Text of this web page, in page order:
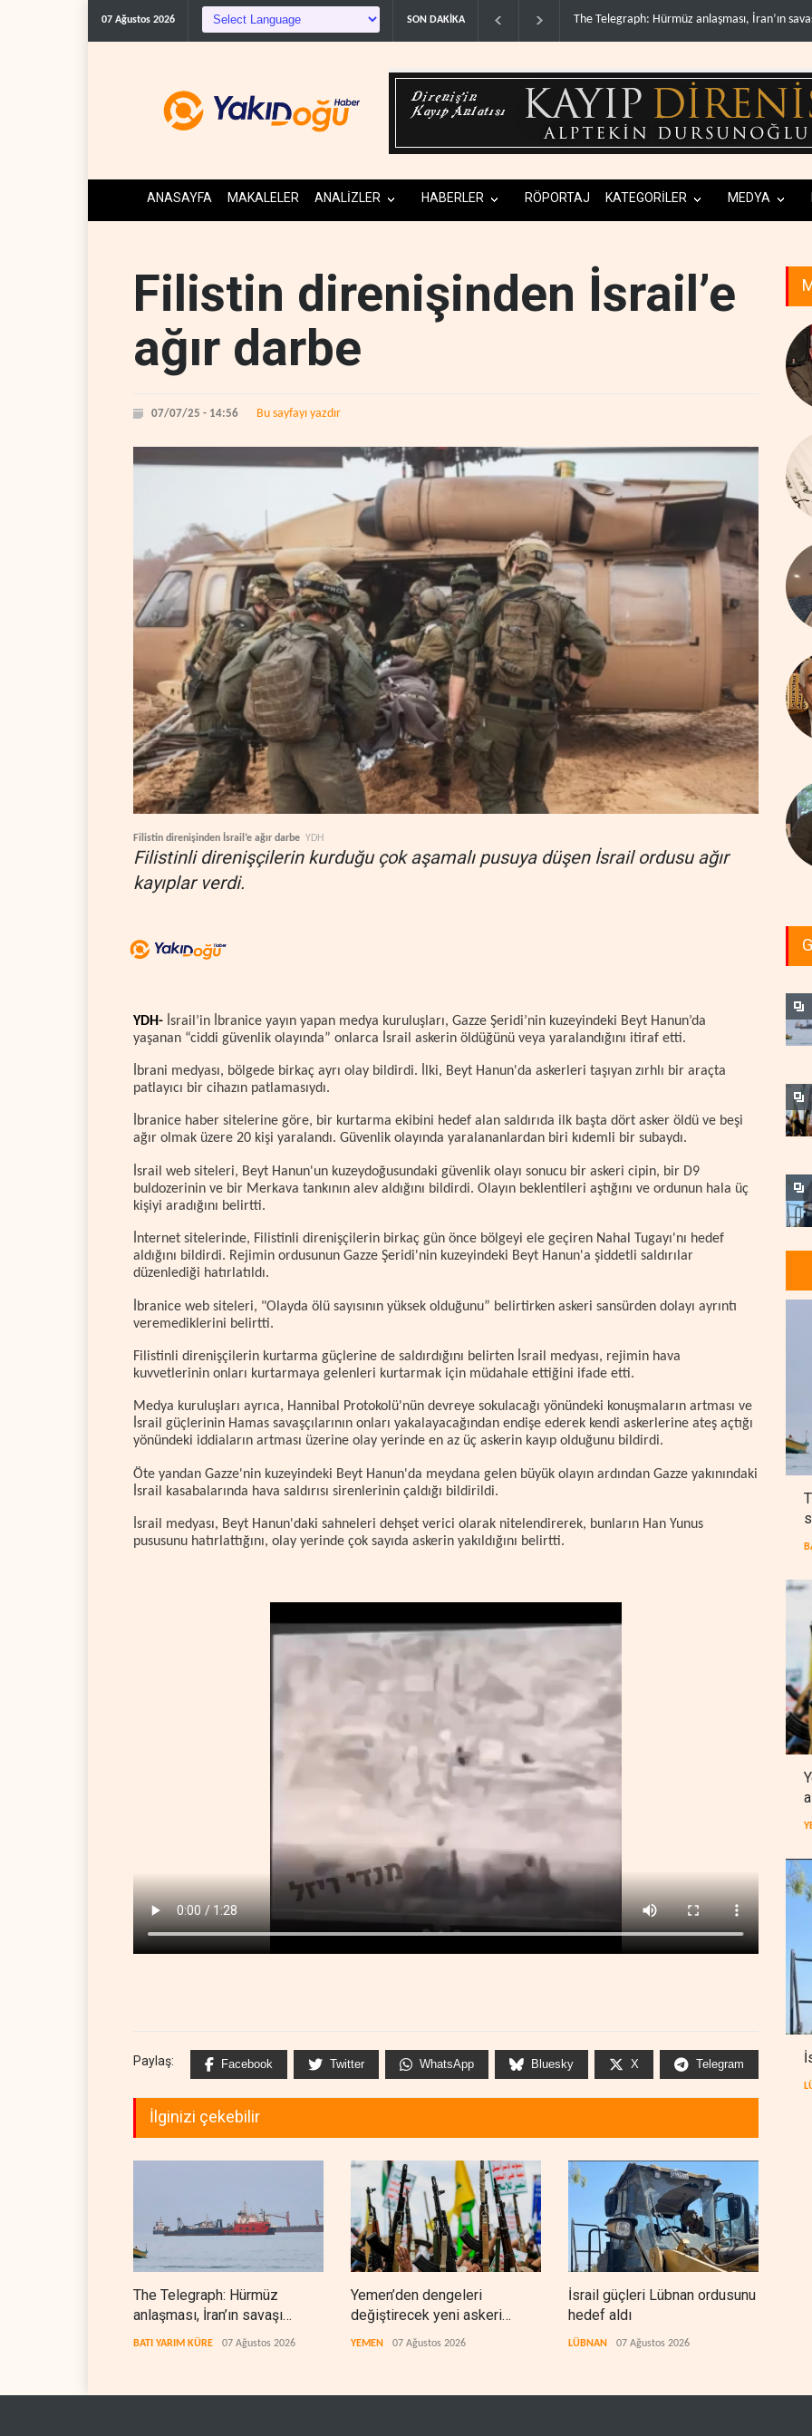
07 Ağustos 2026 SON DAKİKA
The Telegraph: Hürmüz anlaşması, İran’ın savaşı ka.. Yemen’den dengeleri değiştirecek
ANASAYFA MAKALELER ANALİZLER HABERLER RÖPORTAJ KATEGORİLER MEDYA
Filistin direnişinden İsrail’e
ağır darbe
07/07/25 - 14:56 Bu sayfayı yazdır
Filistin direnişinden İsrail’e ağır darbe YDH
Filistinli direnişçilerin kurduğu çok aşamalı pusuya düşen İsrail ordusu ağır
kayıplar verdi.
YDH- İsrail’in İbranice yayın yapan medya kuruluşları, Gazze Şeridi’nin kuzeyindeki Beyt Hanun’da
yaşanan “ciddi güvenlik olayında” onlarca İsrail askerin öldüğünü veya yaralandığını itiraf etti.
İbrani medyası, bölgede birkaç ayrı olay bildirdi. İlki, Beyt Hanun'da askerleri taşıyan zırhlı bir araçta
patlayıcı bir cihazın patlamasıydı.
İbranice haber sitelerine göre, bir kurtarma ekibini hedef alan saldırıda ilk başta dört asker öldü ve beşi
ağır olmak üzere 20 kişi yaralandı. Güvenlik olayında yaralananlardan biri kıdemli bir subaydı.
İsrail web siteleri, Beyt Hanun'un kuzeydoğusundaki güvenlik olayı sonucu bir askeri cipin, bir D9
buldozerinin ve bir Merkava tankının alev aldığını bildirdi. Olayın beklentileri aştığını ve ordunun hala üç
kişiyi aradığını belirtti.
İnternet sitelerinde, Filistinli direnişçilerin birkaç gün önce bölgeyi ele geçiren Nahal Tugayı'nı hedef
aldığını bildirdi. Rejimin ordusunun Gazze Şeridi'nin kuzeyindeki Beyt Hanun'a şiddetli saldırılar
düzenlediği hatırlatıldı.
İbranice web siteleri, "Olayda ölü sayısının yüksek olduğunu” belirtirken askeri sansürden dolayı ayrıntı
veremediklerini belirtti.
Filistinli direnişçilerin kurtarma güçlerine de saldırdığını belirten İsrail medyası, rejimin hava
kuvvetlerinin onları kurtarmaya gelenleri kurtarmak için müdahale ettiğini ifade etti.
Medya kuruluşları ayrıca, Hannibal Protokolü'nün devreye sokulacağı yönündeki konuşmaların artması ve
İsrail güçlerinin Hamas savaşçılarının onları yakalayacağından endişe ederek kendi askerlerine ateş açtığı
yönündeki iddiaların artması üzerine olay yerinde en az üç askerin kayıp olduğunu bildirdi.
Öte yandan Gazze'nin kuzeyindeki Beyt Hanun'da meydana gelen büyük olayın ardından Gazze yakınındaki
İsrail kasabalarında hava saldırısı sirenlerinin çaldığı bildirildi.
İsrail medyası, Beyt Hanun'daki sahneleri dehşet verici olarak nitelendirerek, bunların Han Yunus
pususunu hatırlattığını, olay yerinde çok sayıda askerin yakıldığını belirtti.
Paylaş: Facebook Twitter WhatsApp Bluesky X Telegram
İlginizi çekebilir
The Telegraph: Hürmüz
anlaşması, İran’ın savaşı
kazandığını gösteriyor
BATI YARIM KÜRE 07 Ağustos 2026
Yemen’den dengeleri
değiştirecek yeni askeri
denklem
YEMEN 07 Ağustos 2026
İsrail güçleri Lübnan ordusunu
hedef aldı
LÜBNAN 07 Ağustos 2026